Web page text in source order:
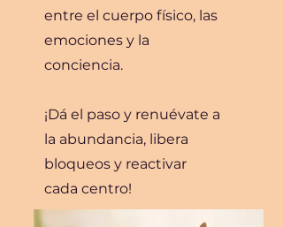
entre el cuerpo físico, las
emociones y la
conciencia.
¡Dá el paso y renuévate a
la abundancia, libera
bloqueos y reactivar
cada centro!